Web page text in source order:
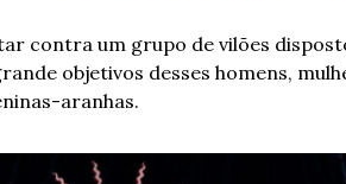
contra um grupo de vilões
objetivos desses homens,
aranhas.